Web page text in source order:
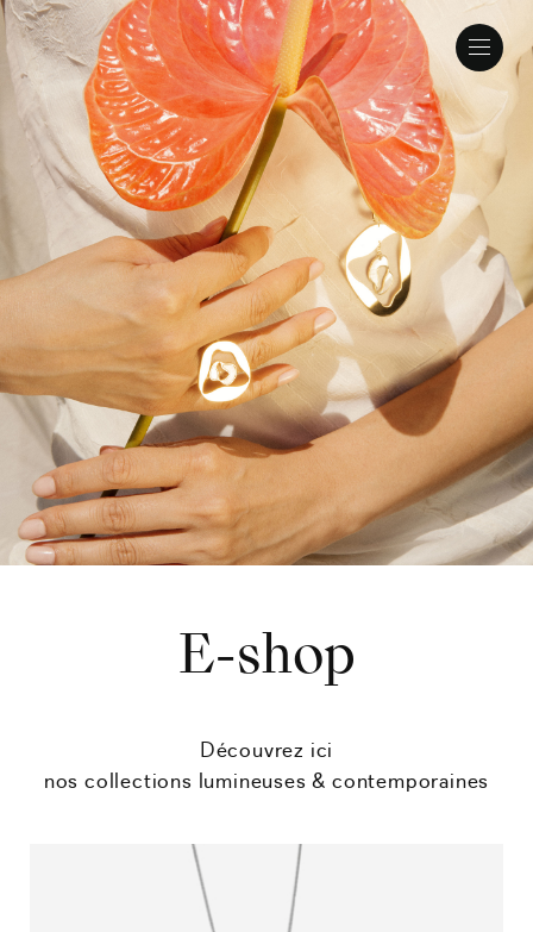
E-shop
Découvrez ici
nos collections lumineuses & contemporaines